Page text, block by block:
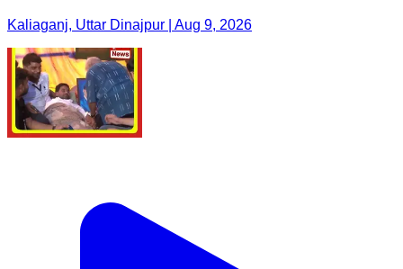
Kaliaganj, Uttar Dinajpur | Aug 9, 2026